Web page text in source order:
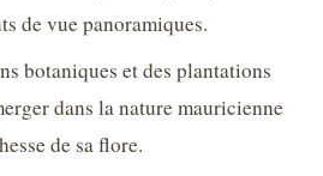
de vue panoramiques.
botaniques et des plantations
dans la nature mauricienne
de sa flore.